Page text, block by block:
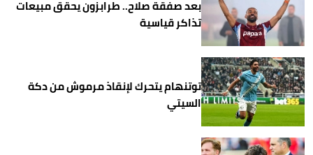
بعد صفقة صلاح.. طرابزون يحقق مبيعات
تذاكر قياسية
توتنهام يتحرك لإنقاذ مرموش من دكة
السيتي